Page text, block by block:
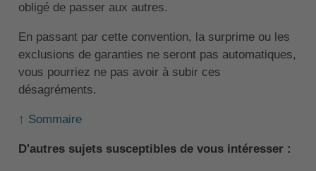
obligé de passer aux autres.
En passant par cette convention, la surprime ou les
exclusions de garanties ne seront pas automatiques,
vous pourriez ne pas avoir à subir ces
désagréments.
↑ Sommaire
D'autres sujets susceptibles de vous intéresser :